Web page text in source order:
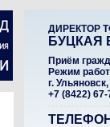
ДИРЕКТОР
БУЦКАЯ
Приём
Режим
г.
+7 (8422)